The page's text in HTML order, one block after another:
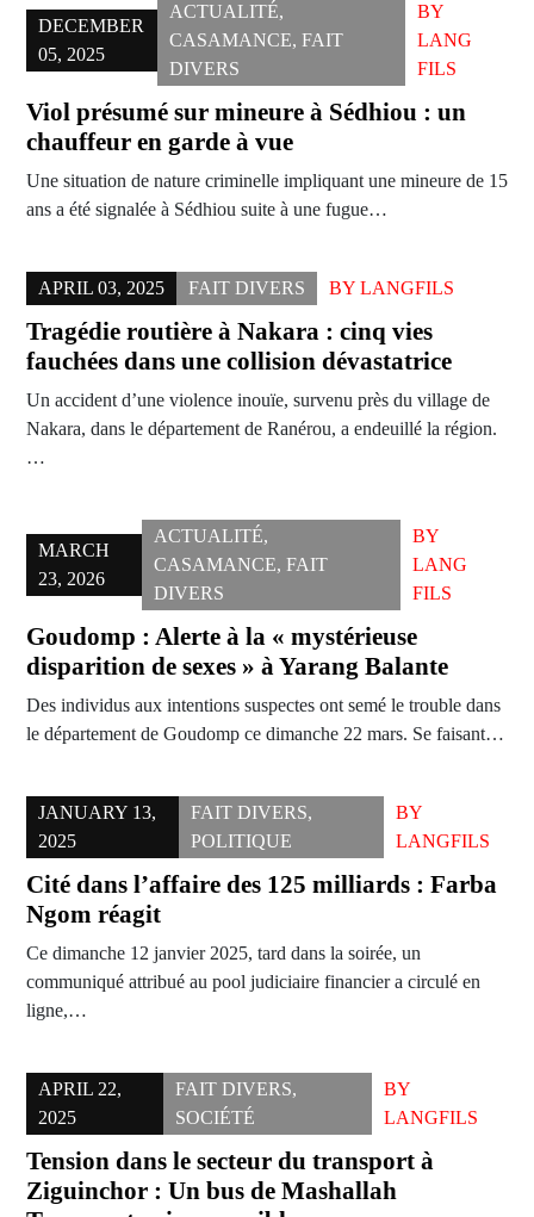
DECEMBER
05, 2025
ACTUALITÉ,
CASAMANCE,FAIT
DIVERS
BY
LANG
FILS
Viol présumé sur mineure à Sédhiou : un
chauffeur en garde à vue
Une situation de nature criminelle impliquant une mineure de 15
ans a été signalée à Sédhiou suite à une fugue…
APRIL 03, 2025 FAIT DIVERS BY LANGFILS
Tragédie routière à Nakara : cinq vies
fauchées dans une collision dévastatrice
Un accident d’une violence inouïe, survenu près du village de
Nakara, dans le département de Ranérou, a endeuillé la région.
…
MARCH
23, 2026
ACTUALITÉ,
CASAMANCE, FAIT
DIVERS
BY
LANG
FILS
Goudomp : Alerte à la « mystérieuse
disparition de sexes » à Yarang Balante
Des individus aux intentions suspectes ont semé le trouble dans
le département de Goudomp ce dimanche 22 mars. Se faisant…
JANUARY 13,
2025
FAIT DIVERS,
POLITIQUE
BY
LANGFILS
Cité dans l’affaire des 125 milliards : Farba
Ngom réagit
Ce dimanche 12 janvier 2025, tard dans la soirée, un
communiqué attribué au pool judiciaire financier a circulé en
ligne,…
APRIL 22,
2025
FAIT DIVERS,
SOCIÉTÉ
BY
LANGFILS
Tension dans le secteur du transport à
Ziguinchor : Un bus de Mashallah